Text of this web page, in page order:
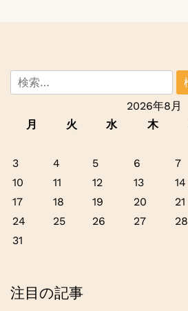
検
索:
2026年8月
月
火 水 木
3
4 5 6 7
10
11 12 13 14
17
18 19 20 21
24
25 26 27 28
31
注目の記事